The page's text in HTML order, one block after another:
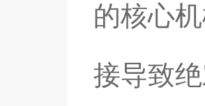
的核心
接导致